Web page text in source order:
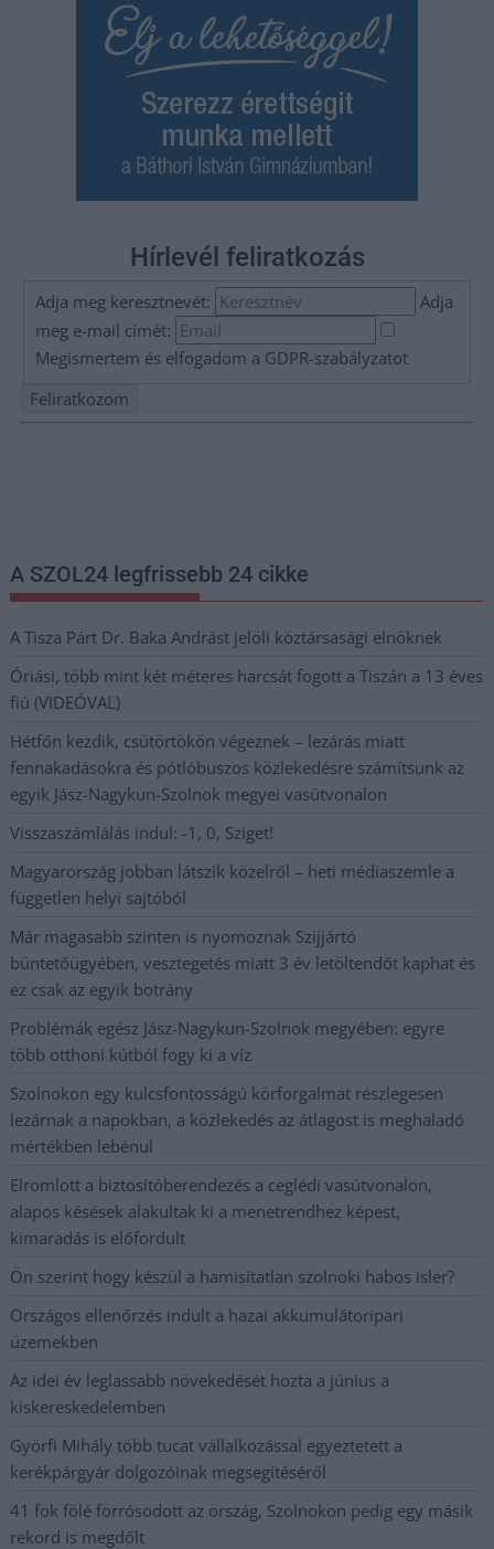
Hírlevél feliratkozás
Adja meg keresztnevét:
Adja
meg e-mail címét:
Megismertem és elfogadom a GDPR-szabályzatot
A SZOL24 legfrissebb 24 cikke
A Tisza Párt Dr. Baka Andrást jelöli köztársasági elnöknek
Óriási, több mint két méteres harcsát fogott a Tiszán a 13 éves
fiú (VIDEÓVAL)
Hétfőn kezdik, csütörtökön végeznek – lezárás miatt
fennakadásokra és pótlóbuszos közlekedésre számítsunk az
egyik Jász-Nagykun-Szolnok megyei vasútvonalon
Visszaszámlálás indul: -1, 0, Sziget!
Magyarország jobban látszik közelről – heti médiaszemle a
független helyi sajtóból
Már magasabb szinten is nyomoznak Szijjártó
büntetőügyében, vesztegetés miatt 3 év letöltendőt kaphat és
ez csak az egyik botrány
Problémák egész Jász-Nagykun-Szolnok megyében: egyre
több otthoni kútból fogy ki a víz
Szolnokon egy kulcsfontosságú körforgalmat részlegesen
lezárnak a napokban, a közlekedés az átlagost is meghaladó
mértékben lebénul
Elromlott a biztosítóberendezés a ceglédi vasútvonalon,
alapos késések alakultak ki a menetrendhez képest,
kimaradás is előfordult
Ön szerint hogy készül a hamisítatlan szolnoki habos isler?
Országos ellenőrzés indult a hazai akkumulátoripari
üzemekben
Az idei év leglassabb növekedését hozta a június a
kiskereskedelemben
Györfi Mihály több tucat vállalkozással egyeztetett a
kerékpárgyár dolgozóinak megsegítéséről
41 fok fölé forrósodott az ország, Szolnokon pedig egy másik
rekord is megdőlt